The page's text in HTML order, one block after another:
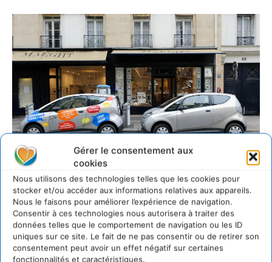
Gérer le consentement aux
cookies
Nous utilisons des technologies telles que les cookies pour
stocker et/ou accéder aux informations relatives aux appareils.
Nous le faisons pour améliorer l’expérience de navigation.
Consentir à ces technologies nous autorisera à traiter des
données telles que le comportement de navigation ou les ID
uniques sur ce site. Le fait de ne pas consentir ou de retirer son
consentement peut avoir un effet négatif sur certaines
fonctionnalités et caractéristiques.
L’autopartage en France
A propos de Daniela Simões